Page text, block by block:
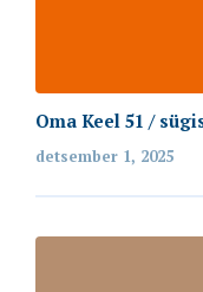
Oma Keel 51 /
detsember 1, 2025